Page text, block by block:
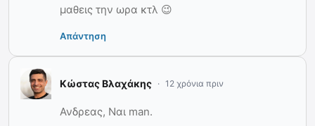
μαθεις την ωρα κτλ 😉
Απάντηση
Κώστας Βλαχάκης 12 χρόνια πριν
Ανδρεας, Ναι man.